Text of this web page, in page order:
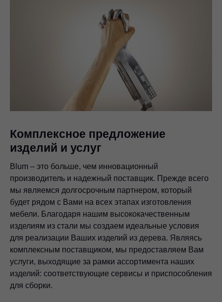
Комплексное предложение
изделий и услуг
Blum – это больше, чем инновационный
производитель и надежный поставщик. Прежде всего
мы являемся долгосрочным партнером, который
будет рядом с Вами на всех этапах изготовления
мебели. Благодаря нашим высококачественным
изделиям из стали мы создаем идеальные условия
для реализации Ваших изделий из дерева. Являясь
комплексным поставщиком, мы предоставляем Вам
услуги, выходящие за рамки ассортимента наших
изделий: соответствующие сервисы и приспособления
для сборки.